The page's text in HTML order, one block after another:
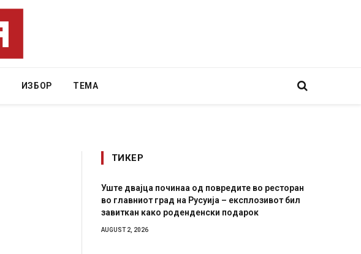
ИЗБОР ТЕМА
ТИКЕР
Уште двајца починаа од повредите во ресторан
во главниот град на Русуија – експлозивот бил
завиткан како роденденски подарок
AUGUST 2, 2026